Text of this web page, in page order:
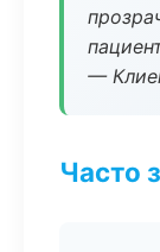
—
Часто